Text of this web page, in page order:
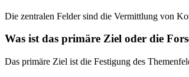
Die zentralen Felder sind die Vermittlung von
Was ist das primäre Ziel oder die
Das primäre Ziel ist die Festigung des